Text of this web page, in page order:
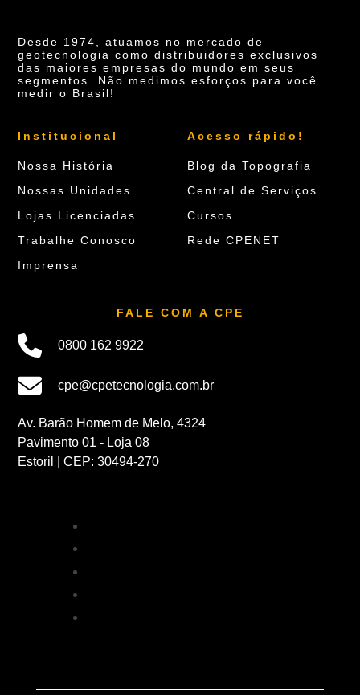
Desde 1974, atuamos no mercado de
geotecnologia como distribuidores exclusivos
das maiores empresas do mundo em seus
segmentos. Não medimos esforços para você
medir o Brasil!
Institucional
Nossa História
Nossas Unidades
Lojas Licenciadas
Trabalhe Conosco
Imprensa
Acesso rápido!
Blog da Topografia
Central de Serviços
Cursos
Rede CPENET
FALE COM A CPE
0800 162 9922
cpe@cpetecnologia.com.br
Av. Barão Homem de Melo, 4324
Pavimento 01 - Loja 08
Estoril | CEP: 30494-270